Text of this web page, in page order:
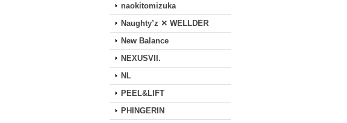
naokitomizuka
Naughty’z ✕ WELLDER
New Balance
NEXUSVII.
NL
PEEL&LIFT
PHINGERIN